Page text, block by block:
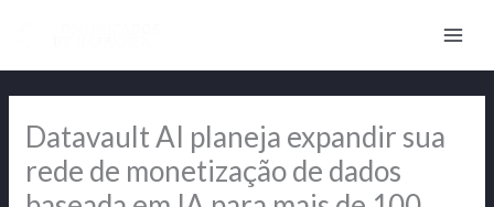
Datavault AI planeja expandir sua
rede de monetização de dados